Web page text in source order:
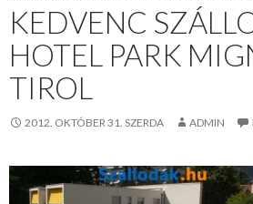
KEDVENC
HOTEL PARK
TIROL
2012. OKTÓBER 31. SZERDA ADMIN